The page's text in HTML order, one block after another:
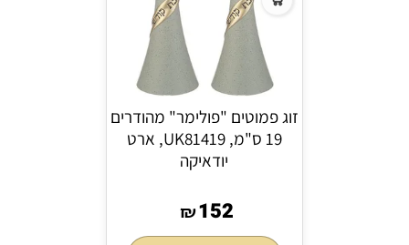
זוג פמוטים "פולימר" מהודרים
19 ס"מ, UK81419, ארט
יודאיקה
₪152